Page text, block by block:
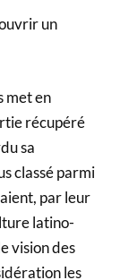
un
met en
récupéré
sa
classé parmi
par leur
latino-
vision des
les